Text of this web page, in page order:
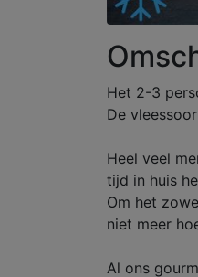
Het 2-3
De
Heel veel
tijd in huis
Om het
niet meer
Al ons